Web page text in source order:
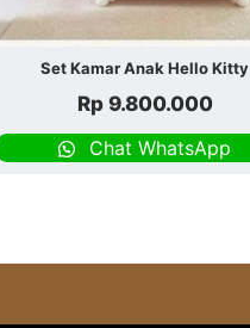
Set Kamar Anak Hello Kitty
Rp9.800.000
Chat WhatsApp